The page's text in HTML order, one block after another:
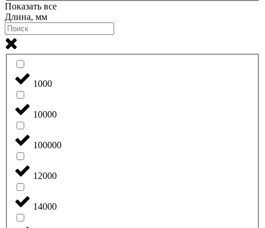
Показать все
Длина, мм
1000
10000
100000
12000
14000